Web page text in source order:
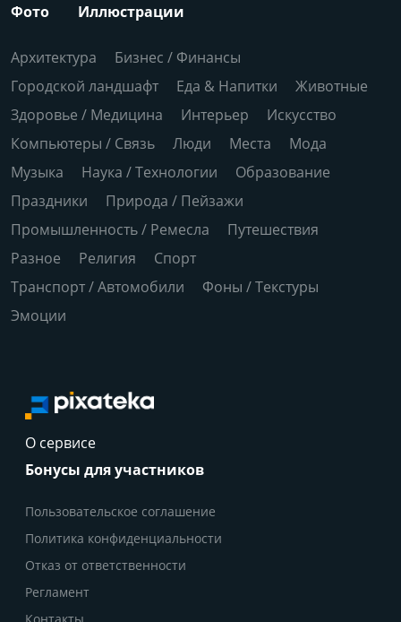
Фото Иллюстрации
Архитектура
Бизнес / Финансы
Городской ландшафт
Еда & Напитки
Животные
Здоровье / Медицина
Интерьер
Искусство
Компьютеры / Связь
Люди Места
Мода
Музыка
Наука / Технологии
Образование
Праздники
Природа / Пейзажи
Промышленность / Ремесла
Путешествия
Разное
Религия
Спорт
Транспорт / Автомобили
Фоны / Текстуры
Эмоции
О сервисе
Бонусы для участников
Пользовательское соглашение
Политика конфиденциальности
Отказ от ответственности
Регламент